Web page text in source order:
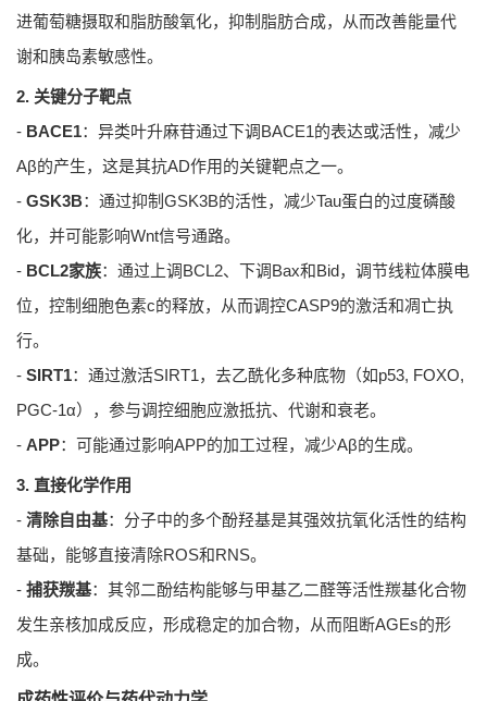
进葡萄糖摄取和脂肪酸氧化，抑制脂肪合成，从而改善能量代
谢和胰岛素敏感性。
2. 关键分子靶点
- BACE1：异类叶升麻苷通过下调BACE1的表达或活性，减少
Aβ的产生，这是其抗AD作用的关键靶点之一。
- GSK3B：通过抑制GSK3B的活性，减少Tau蛋白的过度磷酸
化，并可能影响Wnt信号通路。
- BCL2家族：通过上调BCL2、下调Bax和Bid，调节线粒体膜电
位，控制细胞色素c的释放，从而调控CASP9的激活和凋亡执
行。
- SIRT1：通过激活SIRT1，去乙酰化多种底物（如p53, FOXO,
PGC-1α），参与调控细胞应激抵抗、代谢和衰老。
- APP：可能通过影响APP的加工过程，减少Aβ的生成。
3. 直接化学作用
- 清除自由基：分子中的多个酚羟基是其强效抗氧化活性的结构
基础，能够直接清除ROS和RNS。
- 捕获羰基：其邻二酚结构能够与甲基乙二醛等活性羰基化合物
发生亲核加成反应，形成稳定的加合物，从而阻断AGEs的形
成。